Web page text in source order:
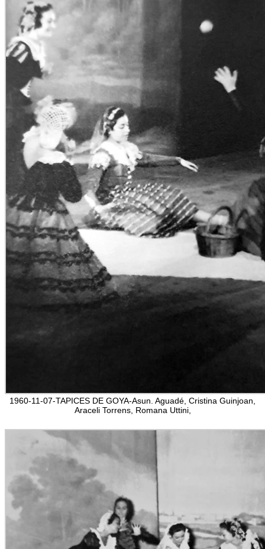
1960-11-07-TAPICES DE GOYA-Asun. Aguadé, Cristina Guinjoan,
Araceli Torrens, Romana Uttini,